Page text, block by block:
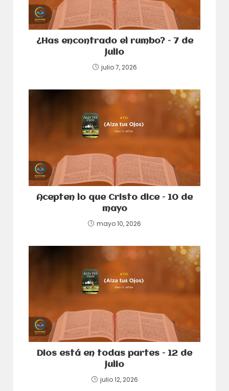
¿Has encontrado el rumbo? – 7 de
julio
julio 7, 2026
Acepten lo que Cristo dice – 10 de
mayo
mayo 10, 2026
Dios está en todas partes – 12 de
julio
julio 12, 2026